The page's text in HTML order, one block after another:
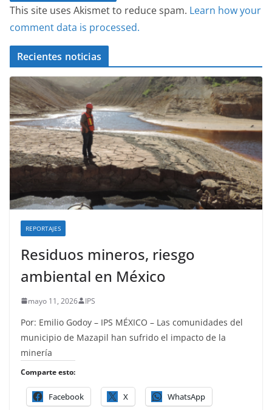
This site uses Akismet to reduce spam. Learn how your
comment data is processed.
Recientes noticias
REPORTAJES
Residuos mineros, riesgo
ambiental en México
mayo 11, 2026 IPS
Por: Emilio Godoy – IPS MÉXICO – Las comunidades del
municipio de Mazapil han sufrido el impacto de la
minería
Comparte esto:
Facebook X WhatsApp